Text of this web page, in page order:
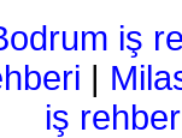
iş
|
iş